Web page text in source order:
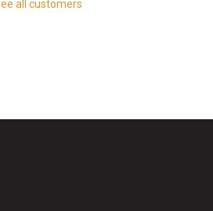
all customers